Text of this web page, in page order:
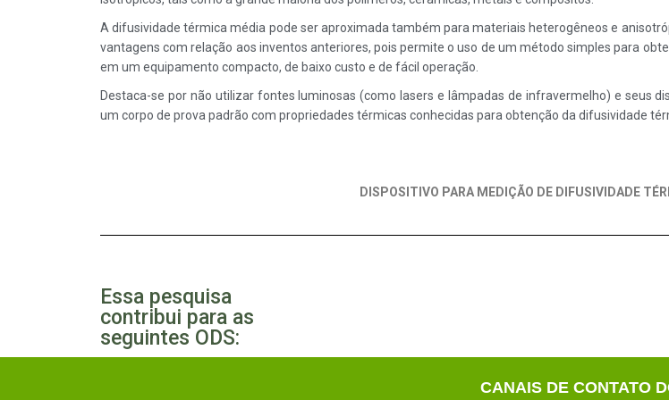
A difusividade térmica média pode ser aproximada também para materiais heterogêneos e
vantagens com relação aos inventos anteriores, pois permite o uso de um método simples para
em um equipamento compacto, de baixo custo e de fácil operação.
Destaca-se por não utilizar fontes luminosas (como lasers e lâmpadas de infravermelho) e seus
um corpo de prova padrão com propriedades térmicas conhecidas para obtenção da difusividade
DISPOSITIVO PARA MEDIÇÃO DE DIFUSIVIDADE
Essa pesquisa
contribui para as
seguintes ODS:
CANAIS DE CONTATO